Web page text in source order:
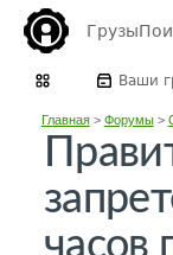
Грузы
Ваши
Главная> Форумы>
часов